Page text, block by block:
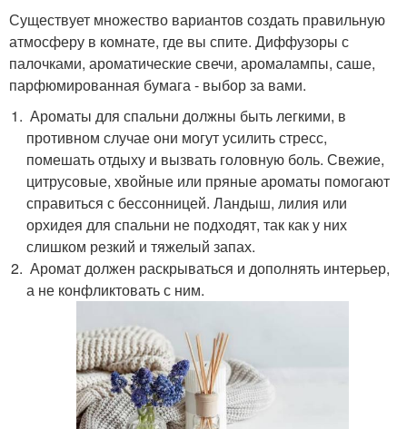
Существует множество вариантов создать правильную
атмосферу в комнате, где вы спите. Диффузоры с
палочками, ароматические свечи, аромалампы, саше,
парфюмированная бумага - выбор за вами.
Ароматы для спальни должны быть легкими, в
противном случае они могут усилить стресс,
помешать отдыху и вызвать головную боль. Свежие,
цитрусовые, хвойные или пряные ароматы помогают
справиться с бессонницей. Ландыш, лилия или
орхидея для спальни не подходят, так как у них
слишком резкий и тяжелый запах.
Аромат должен раскрываться и дополнять интерьер,
а не конфликтовать с ним.